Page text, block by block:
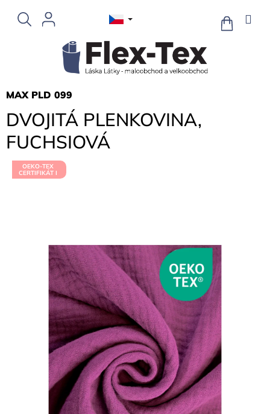
obsah
NÁKUPNÍ
KOŠÍK
DVOJITÁ PLENKOVINA,
FUCHSIOVÁ
MAX PLD 099
OEKO-TEX
CERTIFIKÁT I